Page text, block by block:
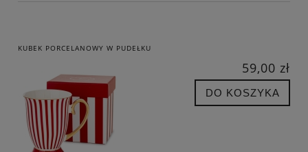
KUBEK PORCELANOWY W PUDEŁKU
59,00 zł
DO KOSZYKA